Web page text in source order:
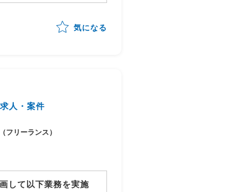
進
気になる
人・案件
フリーランス）
して以下業務を実施